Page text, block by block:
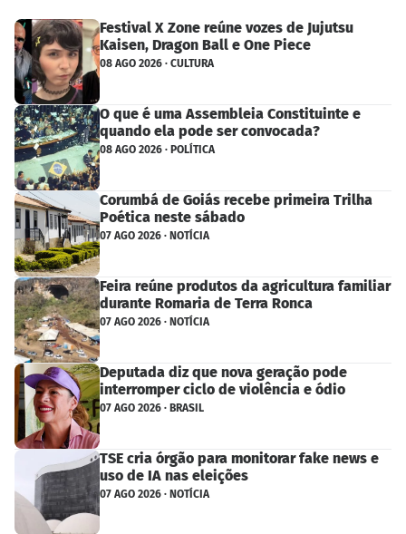
Festival X Zone reúne vozes de Jujutsu
Kaisen, Dragon Ball e One Piece
08 AGO 2026 · CULTURA
O que é uma Assembleia Constituinte e
quando ela pode ser convocada?
08 AGO 2026 · POLÍTICA
Corumbá de Goiás recebe primeira Trilha
Poética neste sábado
07 AGO 2026 · NOTÍCIA
Feira reúne produtos da agricultura familiar
durante Romaria de Terra Ronca
07 AGO 2026 · NOTÍCIA
Deputada diz que nova geração pode
interromper ciclo de violência e ódio
07 AGO 2026 · BRASIL
TSE cria órgão para monitorar fake news e
uso de IA nas eleições
07 AGO 2026 · NOTÍCIA